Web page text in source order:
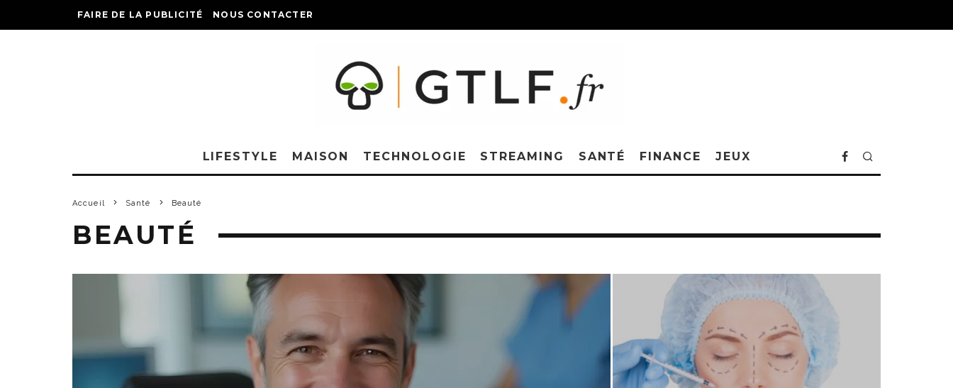
FAIRE DE LA PUBLICITÉ NOUS CONTACTER
LIFESTYLE MAISON TECHNOLOGIE STREAMING SANTÉ FINANCE JEUX
Accueil Santé Beauté
BEAUTÉ